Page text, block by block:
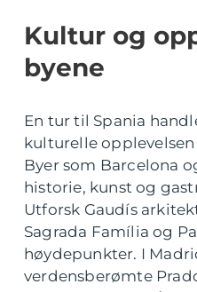
Kultur og
byene
En tur til Spania
kulturelle
Byer som Barcelona
historie, kunst og
Utforsk Gaudís
Sagrada Família og
høydepunkter. I
verdensberømte